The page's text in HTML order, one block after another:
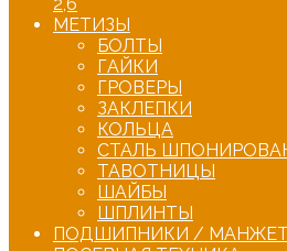
МЕТИЗЫ
БОЛТЫ
ГАЙКИ
ГРОВЕРЫ
ЗАКЛЕПКИ
КОЛЬЦА
СТАЛЬ
ТАВОТНИЦЫ
ШАЙБЫ
ШПЛИНТЫ
ПОДШИПНИКИ /